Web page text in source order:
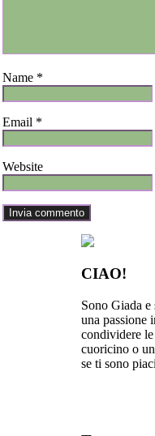
Name *
Email *
Website
CIAO!
Sono Giada e
una passione
condividere
cuoricino o
se ti sono